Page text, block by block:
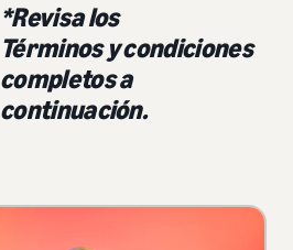
*Revisa los
Términos y condiciones
completos a
continuación.